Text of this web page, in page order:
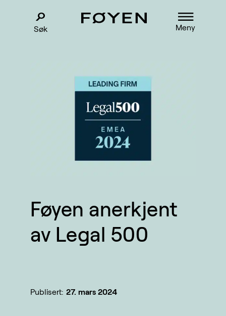
Søk Meny
Føyen anerkjent
av Legal 500
Publisert: 27. mars 2024